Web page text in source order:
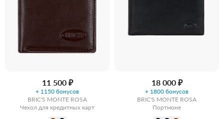
11 500 ₽
+ 1150 бонусов
BRIC'S MONTE ROSA
Чехол для кредитных карт
18 000 ₽
+ 1800 бонусов
BRIC'S MONTE ROSA
Портмоне